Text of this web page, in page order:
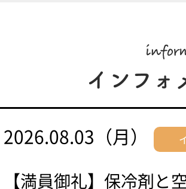
2026.08.03（月）
【満員御礼】保冷剤と